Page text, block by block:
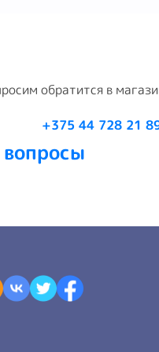
обратится в
+375 44 728 21